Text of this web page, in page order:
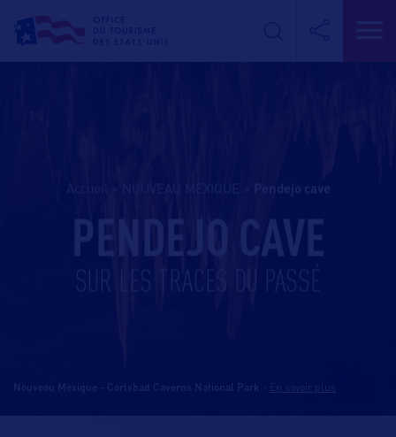
pendejo cave
PENDEJO CAVE
SUR LES TRACES DU PASSÉ
Nouveau Mexique - Carlsbad Caverns National Park